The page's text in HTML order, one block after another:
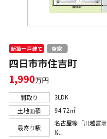
新築一戸建て 空家
四日市市住吉町
1,990万円
間取り 3LDK
土地面積
94.72㎡
最寄り駅
名古屋線「川越富洲
原」